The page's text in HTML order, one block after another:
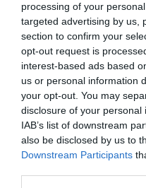
processing of your
targeted advertising by us,
section to confirm your
opt-out request is
interest-based ads based
us or personal information
your opt-out. You may
disclosure of your
IAB’s list of downstream
also be disclosed by us to
Downstream Participants
megillet, így a
felelősségre a
előtt, szavazata,
miatt, és emiatt
ellene. Ez igaz a
ugyanis a
jogerősen
azonos mentelmi